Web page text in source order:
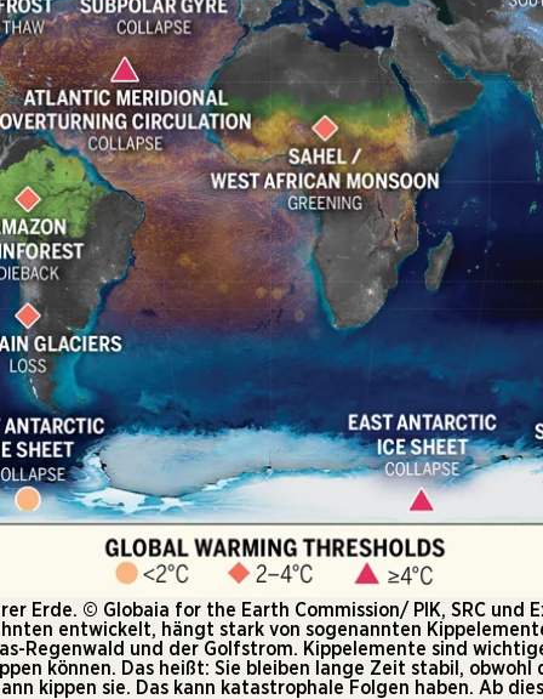
Erde. © Globaia for the Earth Commission/ PIK, SRC und
entwickelt, hängt stark von sogenannten
Regenwald und der Golfstrom. Kippelemente sind
können. Das heißt: Sie bleiben lange Zeit stabil,
kippen sie. Das kann katastrophale Folgen haben. Ab